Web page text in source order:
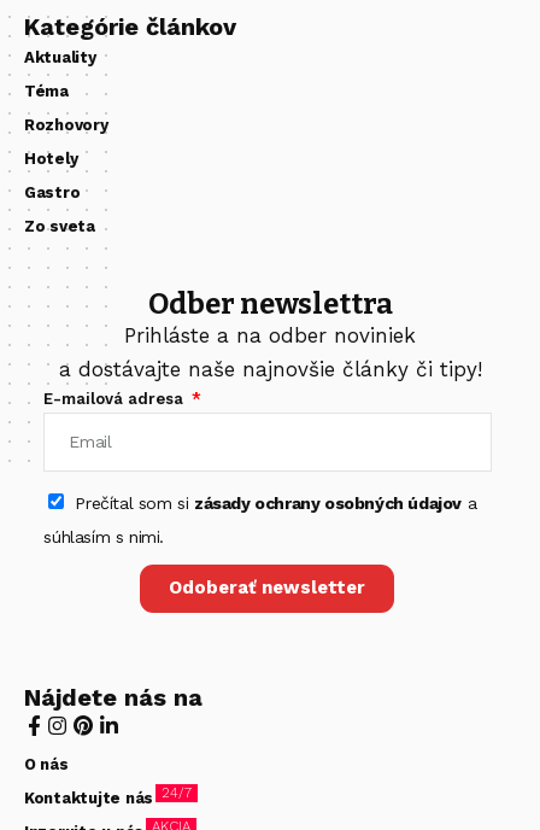
Kategórie článkov
Aktuality
Téma
Rozhovory
Hotely
Gastro
Zo sveta
Odber newslettra
Prihláste a na odber noviniek
a dostávajte naše najnovšie články či tipy!
E-mailová adresa
Prečítal som si zásady ochrany osobných údajova
súhlasím s nimi.
Odoberať newsletter
Nájdete nás na
O nás
Kontaktujte nás 24/7
AKCIA